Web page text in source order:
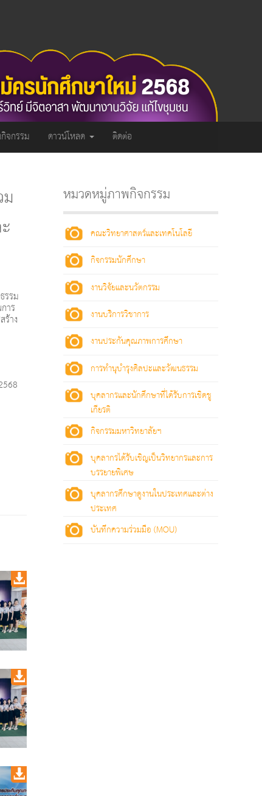
จกรรม ดาวน์โหลด ติดต่อ
รรม
าร
าง
หมวดหมู่ภาพกิจกรรม
คณะวิทยาศาสตร์และเทคโนโลยี
กิจกรรมนักศึกษา
งานวิจัยและนวัตกรรม
งานบริการวิชาการ
งานประกันคุณภาพการศึกษา
การทำนุบำรุงศิลปะและวัฒนธรรม
บุคลากรและนักศึกษาที่ได้รับการเชิดชู
เกียรติ
กิจกรรมมหาวิทยาลัยฯ
บุคลากรได้รับเชิญเป็นวิทยากรและการ
บรรยายพิเศษ
บุคลากรศึกษาดูงานในประเทศและต่าง
ประเทศ
บันทึกความร่วมมือ (MOU)